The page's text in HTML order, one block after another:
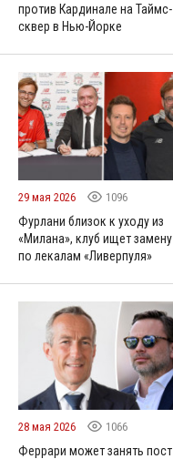
против Кардинале на Таймс-
сквер в Нью-Йорке
29 мая 2026 1096
Фурлани близок к уходу из
«Милана», клуб ищет замену
по лекалам «Ливерпуля»
28 мая 2026 1066
Феррари может занять пост